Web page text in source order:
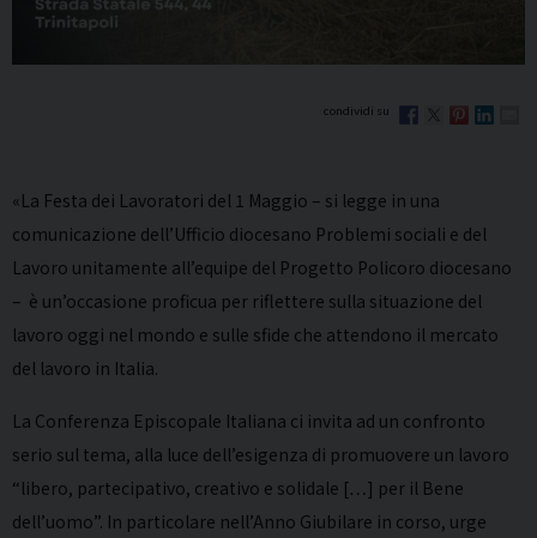
«La Festa dei Lavoratori del 1 Maggio – si legge in una
comunicazione dell’Ufficio diocesano Problemi sociali e del
Lavoro unitamente all’equipe del Progetto Policoro diocesano
– è un’occasione proficua per riflettere sulla situazione del
lavoro oggi nel mondo e sulle sfide che attendono il mercato
del lavoro in Italia.
La Conferenza Episcopale Italiana ci invita ad un confronto
serio sul tema, alla luce dell’esigenza di promuovere un lavoro
“libero, partecipativo, creativo e solidale […] per il Bene
dell’uomo”. In particolare nell’Anno Giubilare in corso, urge